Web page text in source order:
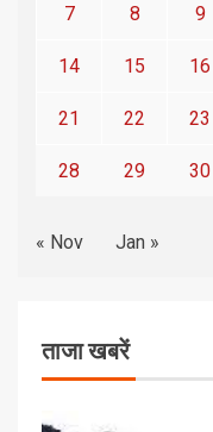
7 8 9
14 15 16
21 22 23
28 29 30
« Nov Jan »
ताजा खबरें